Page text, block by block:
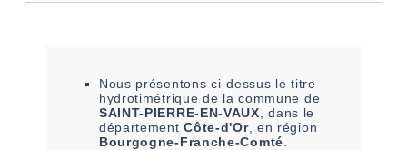
Nous présentons ci-dessus le titre
hydrotimétrique de la commune de
SAINT-PIERRE-EN-VAUX , dans le
départementCôte-d'Or, en région
Bourgogne-Franche-Comté